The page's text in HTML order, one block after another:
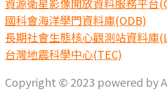
國科會海洋學門資料庫(ODB)
長期社會生態核心觀測站資料庫
台灣地震科學中心(TEC)
Copyright © 2023 powered by